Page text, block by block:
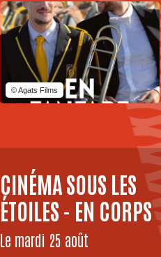
© Agats Films
CINÉMA SOUS LES
ÉTOILES - EN CORPS
Le mardi 25 août